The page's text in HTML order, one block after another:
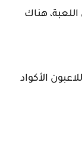
هناك
الأكواد